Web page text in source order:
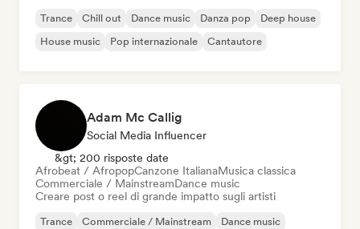
Trance Chill out Dance music Danza pop
Deep house
House music
Pop internazionale Cantautore
Adam Mc Callig
Social Media Influencer
&gt; 200 risposte date
Afrobeat / AfropopCanzone ItalianaMusica classica
Commerciale / MainstreamDance music
Creare post o reel di grande impatto sugli artisti
Trance Commerciale / Mainstream
Dance music